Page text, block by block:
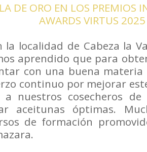
DE ORO EN LOS PREMIOS
AWARDS VIRTUS 2025
la localidad de Cabeza la
aprendido que para
con una buena
continuo por mejorar
a nuestros cosecheros
aceitunas óptimas.
de formación